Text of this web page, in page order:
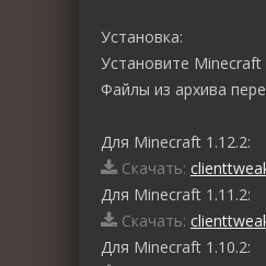
Установка:
Установите Minecraft
Файлы из архива
Для Minecraft 1.12.2:
Скачать:
Для Minecraft 1.11.2:
Скачать:
Для Minecraft 1.10.2: